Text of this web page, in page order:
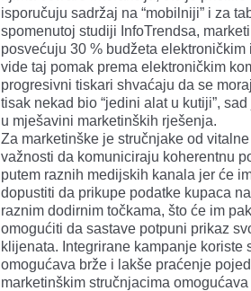
isporučuju sadržaj na “mobilniji” i za
spomenutoj studiji InfoTrendsa,
posvećuju 30 % budžeta
vide taj pomak prema elektroničkim
progresivni tiskari shvaćaju da se
tisak nekad bio “jedini alat u kutiji”,
u mješavini marketinških rješenja.
Za marketinške je stručnjake od vitalne
važnosti da komuniciraju koherentnu
putem raznih medijskih kanala jer će
dopustiti da prikupe podatke kupaca na
raznim dodirnim točkama, što će im pak
omogućiti da sastave potpuni prikaz
klijenata. Integrirane kampanje
omogućava brže i lakše praćenje
marketinškim stručnjacima